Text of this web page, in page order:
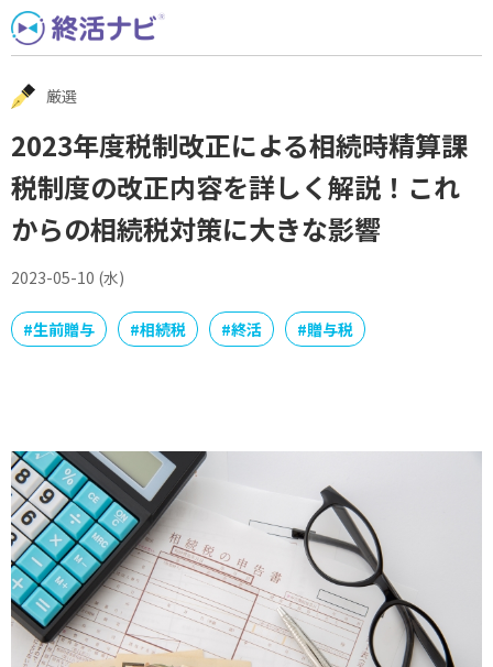
Skip
to
content
厳選
2023年度税制改正による相続時精算課
税制度の改正内容を詳しく解説！これ
からの相続税対策に大きな影響
2023-05-10 (水)
#生前贈与 #相続税 #終活 #贈与税